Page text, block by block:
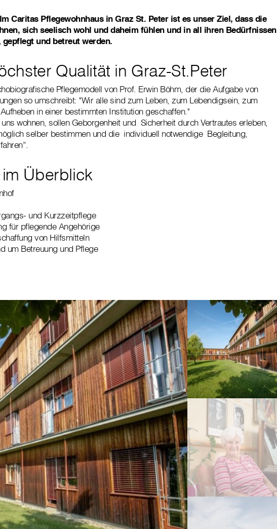
Caritas Pflegewohnhaus in Graz St. Peter ist es unser Ziel, dass die
sich seelisch wohl und daheim fühlen und in all ihren Bedürfnissen
und betreut werden.
Qualität in Graz-St.Peter
Pflegemodell von Prof. Erwin Böhm, der die Aufgabe von
so umschreibt: "Wir alle sind zum Leben, zum Lebendigsein, zum
in einer bestimmten Institution geschaffen."
wohnen, sollen Geborgenheit und Sicherheit durch Vertrautes erleben,
selber bestimmen und die individuell notwendige Begleitung,
Überblick
und Kurzzeitpflege
für pflegende Angehörige
von Hilfsmitteln
um Betreuung und Pflege